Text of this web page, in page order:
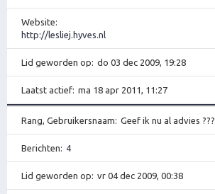
Website
http://lesliej.hyves.nl
Lid geworden op do 03 dec 2009, 19:28
Laatst actief ma 18 apr 2011, 11:27
Rang, Gebruikersnaam Geef ik nu al advies ???
Berichten 4
Lid geworden op vr 04 dec 2009, 00:38